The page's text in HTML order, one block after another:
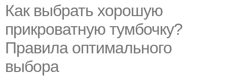
Как выбрать хорошую
прикроватную тумбочку?
Правила оптимального
выбора